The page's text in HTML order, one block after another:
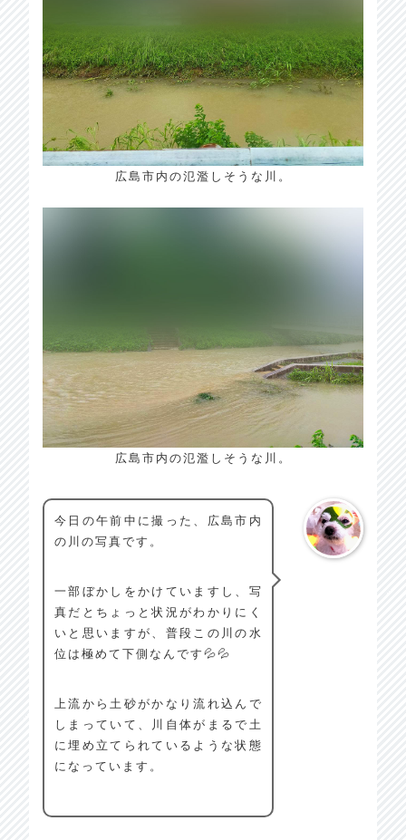
広島市内の氾濫しそうな川。
広島市内の氾濫しそうな川。
今日の午前中に撮った、広島市内
の川の写真です。
一部ぼかしをかけていますし、写
真だとちょっと状況がわかりにく
いと思いますが、普段この川の水
位は極めて下側なんです💦💦
上流から土砂がかなり流れ込んで
しまっていて、川自体がまるで土
に埋め立てられているような状態
になっています。